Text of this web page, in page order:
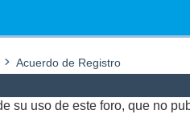
Acuerdo de Registro
su uso de este foro, que no